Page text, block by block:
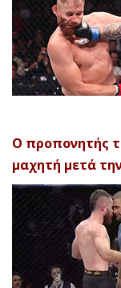
Ο προπονητής
μαχητή μετά